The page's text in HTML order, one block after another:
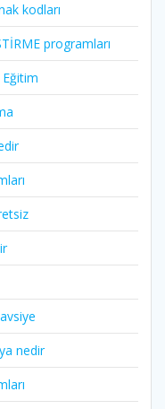
kodları
programları
nedir